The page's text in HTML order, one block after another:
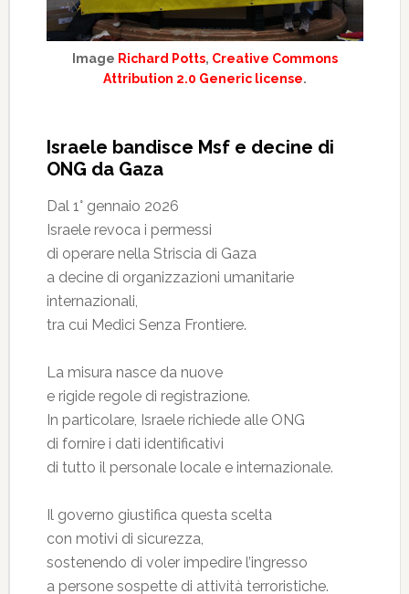
Image Richard Potts, Creative Commons
Attribution 2.0 Generic license.
Israele bandisce Msf e decine di
ONG da Gaza
Dal 1° gennaio 2026
Israele revoca i permessi
di operare nella Striscia di Gaza
a decine di organizzazioni umanitarie
internazionali,
tra cui Medici Senza Frontiere.
La misura nasce da nuove
e rigide regole di registrazione.
In particolare, Israele richiede alle ONG
di fornire i dati identificativi
di tutto il personale locale e internazionale.
Il governo giustifica questa scelta
con motivi di sicurezza,
sostenendo di voler impedire l’ingresso
a persone sospette di attività terroristiche.